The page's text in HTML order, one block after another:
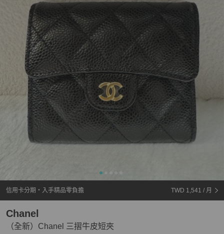
信用卡分期・入手精品零負擔 TWD 1,541 / 月
（全新）Chanel 三摺牛皮短夾
Chanel